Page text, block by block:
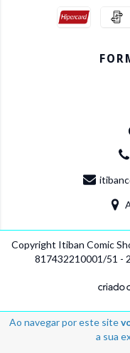
Ao navegar por este site
a sua
Copyright Itiban Comic
817432210001/51 -